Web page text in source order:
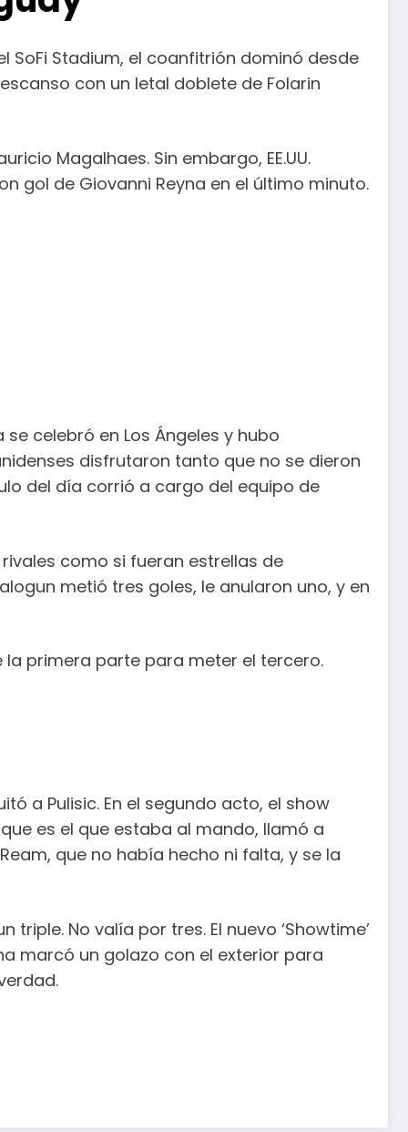
SoFi Stadium, el coanfitrión dominó desde
con un letal doblete de Folarin
Magalhaes. Sin embargo, EE.UU.
gol de Giovanni Reyna en el último minuto.
celebró en Los Ángeles y hubo
disfrutaron tanto que no se dieron
del día corrió a cargo del equipo de
como si fueran estrellas de
metió tres goles, le anularon uno, y en
la primera parte para meter el tercero.
a Pulisic. En el segundo acto, el show
es el que estaba al mando, llamó a
que no había hecho ni falta, y se la
No valía por tres. El nuevo ‘Showtime’
marcó un golazo con el exterior para